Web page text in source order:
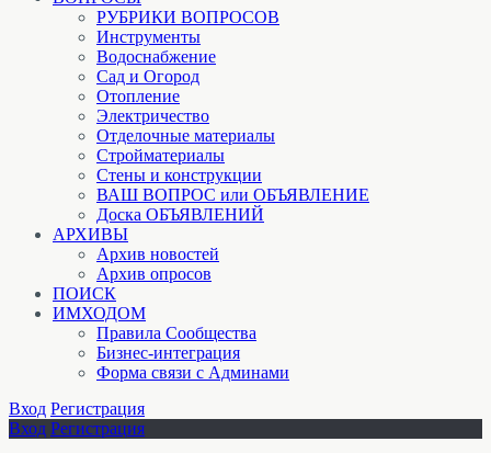
РУБРИКИ ВОПРОСОВ
Инструменты
Водоснабжение
Сад и Огород
Отопление
Электричество
Отделочные материалы
Стройматериалы
Стены и конструкции
ВАШ ВОПРОС или ОБЪЯВЛЕНИЕ
Доска ОБЪЯВЛЕНИЙ
АРХИВЫ
Архив новостей
Архив опросов
ПОИСК
ИМХОДОМ
Правила Сообщества
Бизнес-интеграция
Форма связи с Админами
Вход Регистрация
Вход Регистрация